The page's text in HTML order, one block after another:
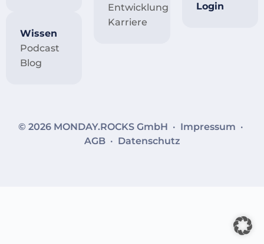
Wissen
Podcast
Blog
Entwicklung
Karriere
Login
© 2026 MONDAY.ROCKS GmbH · Impressum ·
AGB· Datenschutz